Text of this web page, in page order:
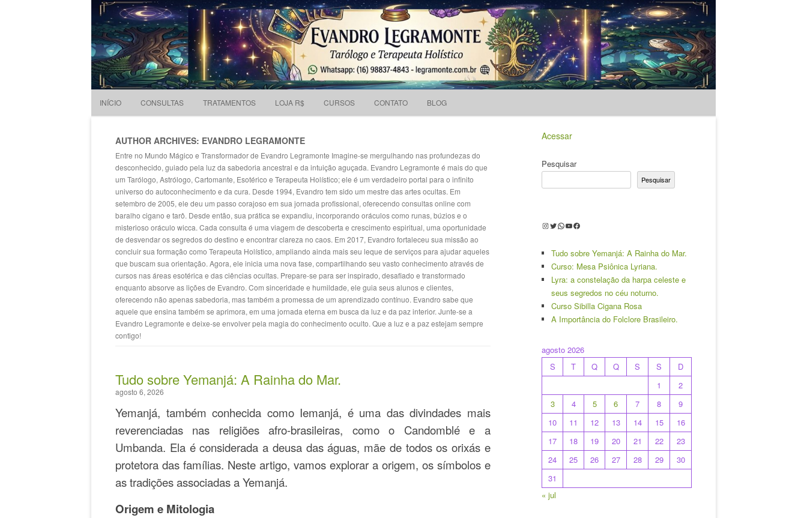
Evandro Legramonte Terapeuta holístico e Tarólogo.
Pesquisar
por:
INÍCIO CONSULTAS TRATAMENTOS LOJA R$ CURSOS CONTATO BLOG
AUTHOR ARCHIVES: EVANDRO LEGRAMONTE
Entre no Mundo Mágico e Transformador de Evandro Legramonte Imagine-se mergulhando nas profundezas do
desconhecido, guiado pela luz da sabedoria ancestral e da intuição aguçada. Evandro Legramonte é mais do que
um Tarólogo, Astrólogo, Cartomante, Esotérico e Terapeuta Holístico; ele é um verdadeiro portal para o infinito
universo do autoconhecimento e da cura. Desde 1994, Evandro tem sido um mestre das artes ocultas. Em
setembro de 2005, ele deu um passo corajoso em sua jornada profissional, oferecendo consultas online com
baralho cigano e tarô. Desde então, sua prática se expandiu, incorporando oráculos como runas, búzios e o
misterioso oráculo wicca. Cada consulta é uma viagem de descoberta e crescimento espiritual, uma oportunidade
de desvendar os segredos do destino e encontrar clareza no caos. Em 2017, Evandro fortaleceu sua missão ao
concluir sua formação como Terapeuta Holístico, ampliando ainda mais seu leque de serviços para ajudar aqueles
que buscam sua orientação. Agora, ele inicia uma nova fase, compartilhando seu vasto conhecimento através de
cursos nas áreas esotérica e das ciências ocultas. Prepare-se para ser inspirado, desafiado e transformado
enquanto absorve as lições de Evandro. Com sinceridade e humildade, ele guia seus alunos e clientes,
oferecendo não apenas sabedoria, mas também a promessa de um aprendizado contínuo. Evandro sabe que
aquele que ensina também se aprimora, em uma jornada eterna em busca da luz e da paz interior. Junte-se a
Evandro Legramonte e deixe-se envolver pela magia do conhecimento oculto. Que a luz e a paz estejam sempre
contigo!
Tudo sobre Yemanjá: A Rainha do Mar.
agosto 6, 2026
Yemanjá, também conhecida como Iemanjá, é uma das divindades mais
reverenciadas nas religiões afro-brasileiras, como o Candomblé e a
Umbanda. Ela é considerada a deusa das águas, mãe de todos os orixás e
protetora das famílias. Neste artigo, vamos explorar a origem, os símbolos e
as tradições associadas a Yemanjá.
Origem e Mitologia
Acessar
Pesquisar
Pesquisar
Instagram
Twitter
WhatsApp
Youtube
Facebook
Tudo sobre Yemanjá: A Rainha do Mar.
Curso: Mesa Psiônica Lyriana.
Lyra: a constelação da harpa celeste e
seus segredos no céu noturno.
Curso Sibilla Cigana Rosa
A Importância do Folclore Brasileiro.
agosto 2026
S
T Q Q S S
D
1
2
3
4 5 6 7 8
9
10
11 12 13 14 15
16
17
18 19 20 21 22
23
24
25 26 27 28 29
30
31
« jul